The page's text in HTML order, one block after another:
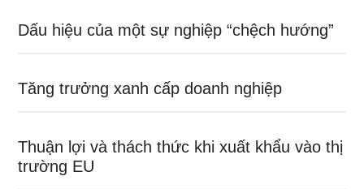
Dấu hiệu của một sự nghiệp “chệch hướng”
Tăng trưởng xanh cấp doanh nghiệp
Thuận lợi và thách thức khi xuất khẩu vào thị
trường EU